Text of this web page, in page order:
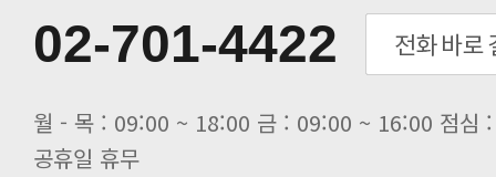
[전자신문] 테라텍과 함께 최적의
[전자신문] AI 인프라 써보고 결정..
[전자신문] 공영삼 테라텍 대표 “단..
[전자신문] 당신의 AI GPU, 지..
02-701-4422
공휴일 휴무